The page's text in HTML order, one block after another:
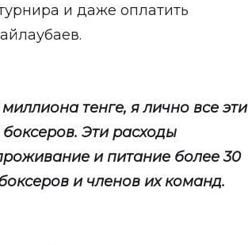
и даже оплатить
тенге, я лично все эти
Эти расходы
и питание более 30
и членов их команд.